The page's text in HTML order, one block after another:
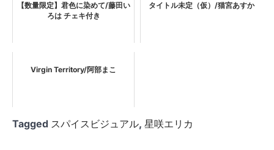
【数量限定】君色に染めて/藤田い
ろは チェキ付き
タイトル未定（仮）/猫宮あすか
Virgin Territory/阿部まこ
Tagged スパイスビジュアル, 星咲エリカ